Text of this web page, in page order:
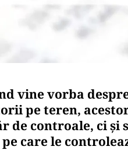
vine vorba
pe teren,
de controale, ci și
care le